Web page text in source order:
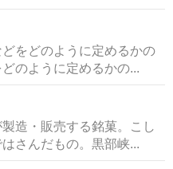
をどのように定めるかの
のように定めるかの...
造・販売する銘菓。こし
さんだもの。黒部峡...